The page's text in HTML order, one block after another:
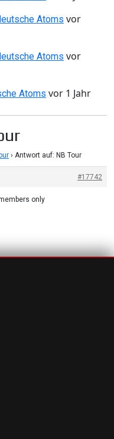
Atoms vor
Atoms vor
Atoms vor 1 Jahr
› Antwort auf: NB Tour
#17742
only